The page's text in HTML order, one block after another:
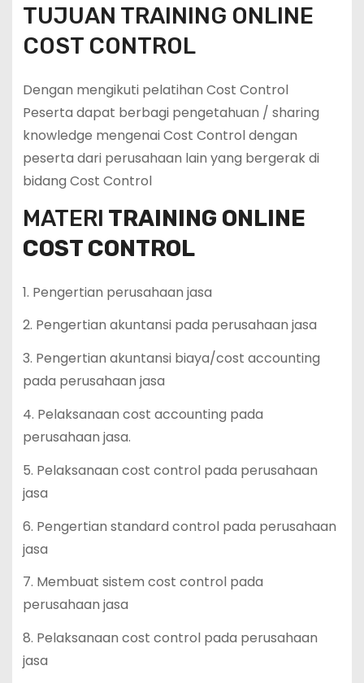
TUJUAN TRAINING ONLINE
COST CONTROL
Dengan mengikuti pelatihan Cost Control
Peserta dapat berbagi pengetahuan / sharing
knowledge mengenai Cost Control dengan
peserta dari perusahaan lain yang bergerak di
bidang Cost Control
MATERI TRAINING ONLINE
COST CONTROL
1. Pengertian perusahaan jasa
2. Pengertian akuntansi pada perusahaan jasa
3. Pengertian akuntansi biaya/cost accounting
pada perusahaan jasa
4. Pelaksanaan cost accounting pada
perusahaan jasa.
5. Pelaksanaan cost control pada perusahaan
jasa
6. Pengertian standard control pada perusahaan
jasa
7. Membuat sistem cost control pada
perusahaan jasa
8. Pelaksanaan cost control pada perusahaan
jasa